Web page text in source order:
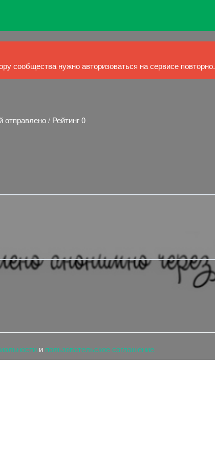
сообщества нужно авторизоваться на сервисе повторно.
отправлено / Рейтинг 0
и пользовательское соглашение